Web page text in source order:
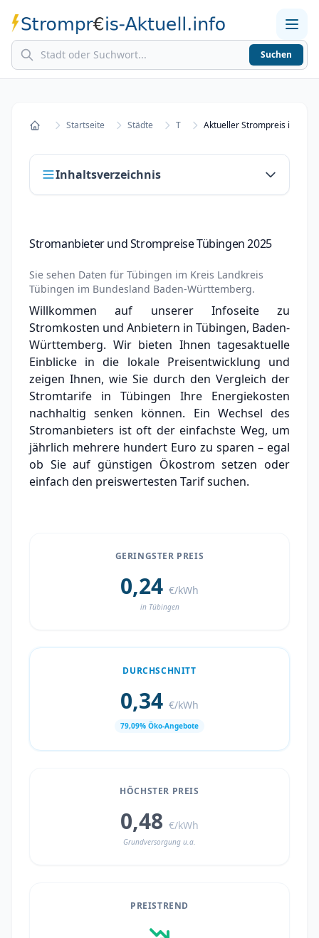
Home
Stromkosten berechnen
Suchen
StartseiteStartseite Städte T Aktueller Strompreis in
Inhaltsverzeichnis
2025
Stromanbieter wechseln in Tübingen
Strompreisvergleich Tübingen 2025
Grundversorger Tübingen
Experten-Analyse: Strommarkt in Tübingen
Aktueller Strompreis in Tübingen
Stromanbieter in der Nähe von Tübingen
Ortsteile in Tübingen
Stromanbieter und Strompreise Tübingen 2025
Sie sehen Daten für Tübingen im Kreis Landkreis
Tübingen im Bundesland Baden-Württemberg.
Willkommen auf unserer Infoseite zu
Stromkosten und Anbietern in Tübingen, Baden-
Württemberg. Wir bieten Ihnen tagesaktuelle
Einblicke in die lokale Preisentwicklung und
zeigen Ihnen, wie Sie durch den Vergleich der
Stromtarife in Tübingen Ihre Energiekosten
nachhaltig senken können. Ein Wechsel des
Stromanbieters ist oft der einfachste Weg, um
jährlich mehrere hundert Euro zu sparen – egal
ob Sie auf günstigen Ökostrom setzen oder
einfach den preiswertesten Tarif suchen.
GERINGSTER PREIS
0,24 €/kWh
in Tübingen
DURCHSCHNITT
0,34 €/kWh
79,09% Öko-Angebote
HÖCHSTER PREIS
0,48 €/kWh
Grundversorgung u.a.
PREISTREND